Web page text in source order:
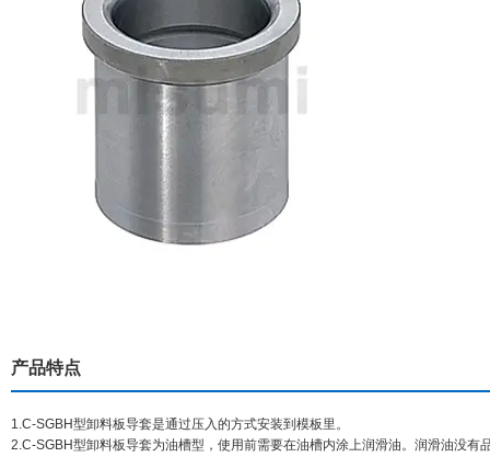
产品特点
1.C-SGBH型卸料板导套是通过压入的方式安装到模板里。
2.C-SGBH型卸料板导套为油槽型，使用前需要在油槽内涂上润滑油。润滑油没有